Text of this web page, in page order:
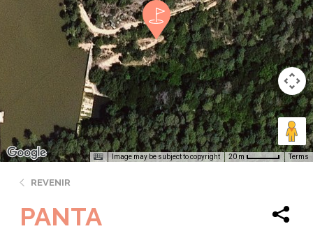
Image may be subject to copyright 20 m Terms
REVENIR
PANTA